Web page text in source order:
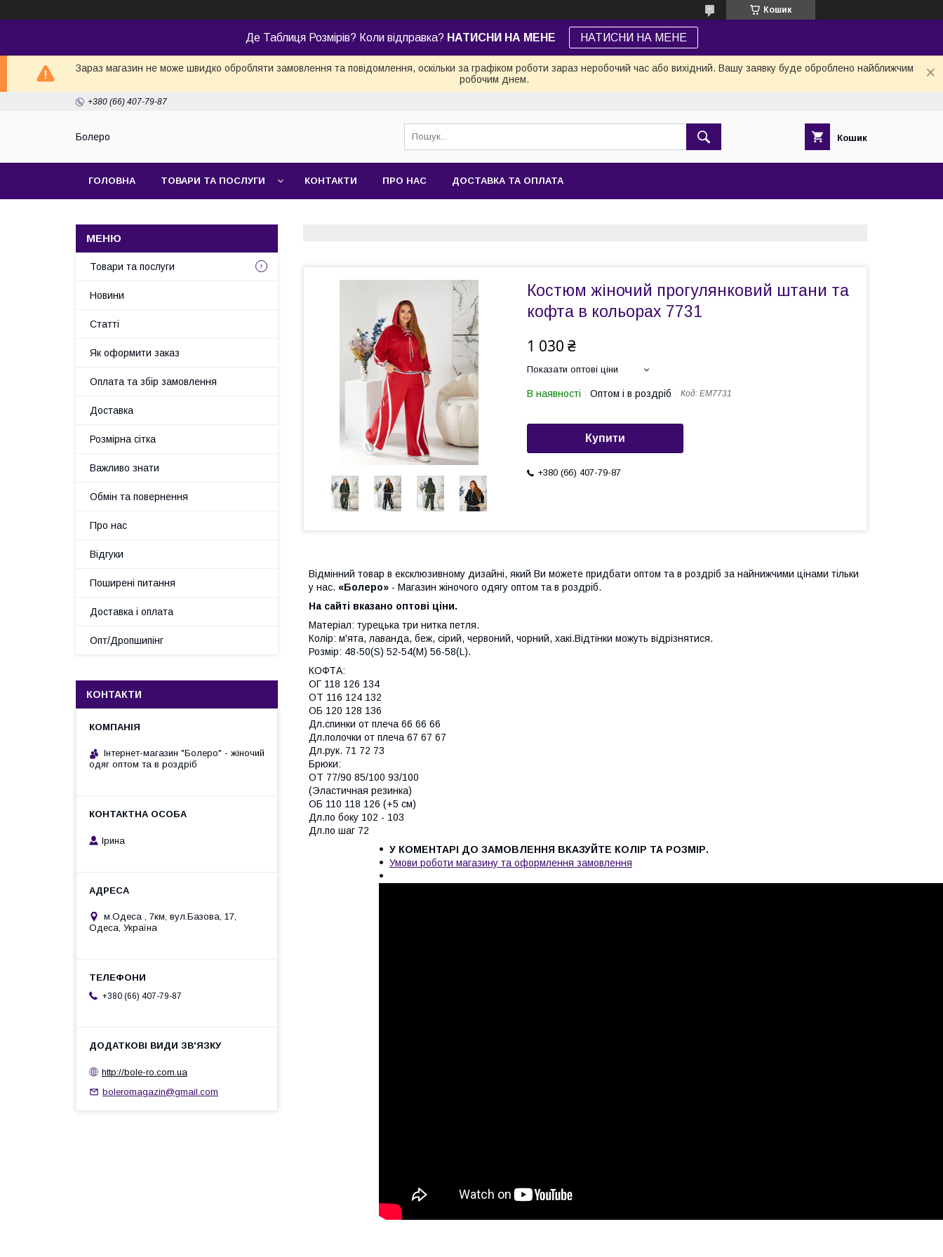
Кошик
Де Таблиця Розмірів? Коли відправка? НАТИСНИ НА МЕНЕ НАТИСНИ НА МЕНЕ
Зараз магазин не може швидко обробляти замовлення та повідомлення, оскільки за графіком роботи зараз неробочий час або вихідний. Вашу заявку буде оброблено найближчим
робочим днем.
+380 (66) 407-79-87
Болеро Кошик
ГОЛОВНА ТОВАРИ ТА ПОСЛУГИ КОНТАКТИ ПРО НАС ДОСТАВКА ТА ОПЛАТА
Костюм жіночий прогулянковий штани та
кофта в кольорах 7731
1 030 ₴
Показати оптові ціни
В наявності Оптом і в роздріб Код: ЕМ7731
Купити
+380 (66) 407-79-87
Відмінний товар в ексклюзивному дизайні, який Ви можете придбати оптом та в роздріб за найнижчими цінами тільки
у нас. «Болеро» - Магазин жіночого одягу оптом та в роздріб.
На сайті вказано оптові ціни.
Матеріал: турецька три нитка петля.
Колір: м'ята, лаванда, беж, сірий, червоний, чорний, хакі.Відтінки можуть відрізнятися.
Розмір: 48-50(S) 52-54(M) 56-58(L).
КОФТА:
ОГ 118 126 134
ОТ 116 124 132
ОБ 120 128 136
Дл.спинки от плеча 66 66 66
Дл.полочки от плеча 67 67 67
Дл.рук. 71 72 73
Брюки:
ОТ 77/90 85/100 93/100
(Эластичная резинка)
ОБ 110 118 126 (+5 см)
Дл.по боку 102 - 103
Дл.по шаг 72
У КОМЕНТАРІ ДО ЗАМОВЛЕННЯ ВКАЗУЙТЕ КОЛІР ТА РОЗМІР.
Умови роботи магазину та оформлення замовлення
Товари та послуги
Новини
Статті
Як оформити заказ
Оплата та збір замовлення
Доставка
Розмірна сітка
Важливо знати
Обмін та повернення
Про нас
Відгуки
Поширені питання
Доставка і оплата
Опт/Дропшипінг
КОНТАКТИ
Інтернет-магазин "Болеро" - жіночий
одяг оптом та в роздріб
Ірина
м.Одеса , 7км, вул.Базова, 17,
Одеса, Україна
+380 (66) 407-79-87
http://bole-ro.com.ua
boleromagazin@gmail.com